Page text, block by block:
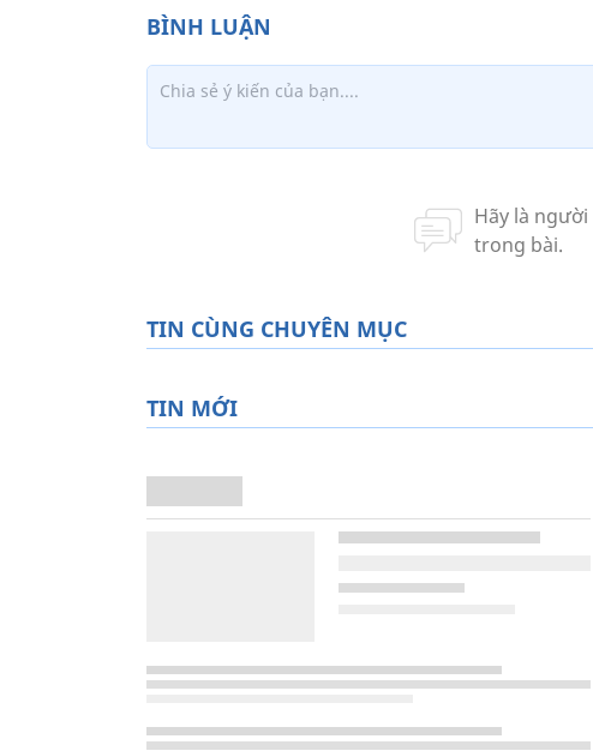
TIN CÙNG CHUYÊN MỤC
TIN MỚI